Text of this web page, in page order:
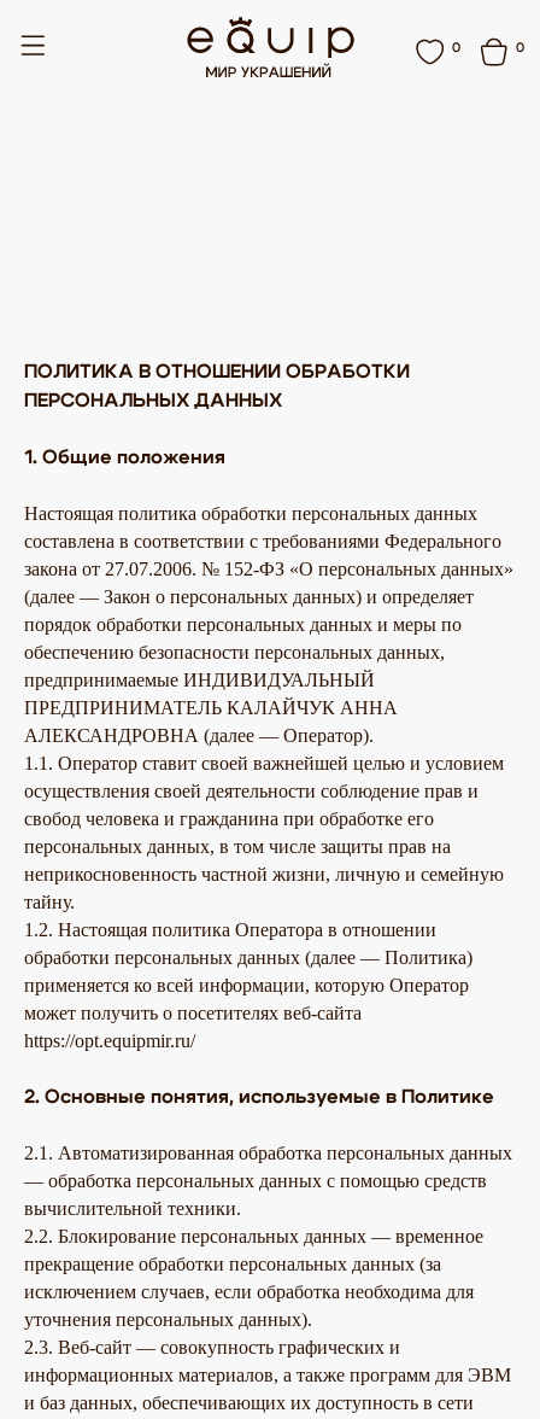
ПОЛИТИКА В ОТНОШЕНИИ ОБРАБОТКИ
ПЕРСОНАЛЬНЫХ ДАННЫХ
1. Общие положения
Настоящая политика обработки персональных данных
составлена в соответствии с требованиями Федерального
закона от 27.07.2006. № 152-ФЗ «О персональных данных»
(далее — Закон о персональных данных) и определяет
порядок обработки персональных данных и меры по
обеспечению безопасности персональных данных,
предпринимаемые ИНДИВИДУАЛЬНЫЙ
ПРЕДПРИНИМАТЕЛЬ КАЛАЙЧУК АННА
АЛЕКСАНДРОВНА (далее — Оператор).
1.1. Оператор ставит своей важнейшей целью и условием
осуществления своей деятельности соблюдение прав и
свобод человека и гражданина при обработке его
персональных данных, в том числе защиты прав на
неприкосновенность частной жизни, личную и семейную
тайну.
1.2. Настоящая политика Оператора в отношении
обработки персональных данных (далее — Политика)
применяется ко всей информации, которую Оператор
может получить о посетителях веб-сайта
https://opt.equipmir.ru/
2. Основные понятия, используемые в Политике
2.1. Автоматизированная обработка персональных данных
— обработка персональных данных с помощью средств
вычислительной техники.
2.2. Блокирование персональных данных — временное
прекращение обработки персональных данных (за
исключением случаев, если обработка необходима для
уточнения персональных данных).
2.3. Веб-сайт — совокупность графических и
информационных материалов, а также программ для ЭВМ
и баз данных, обеспечивающих их доступность в сети